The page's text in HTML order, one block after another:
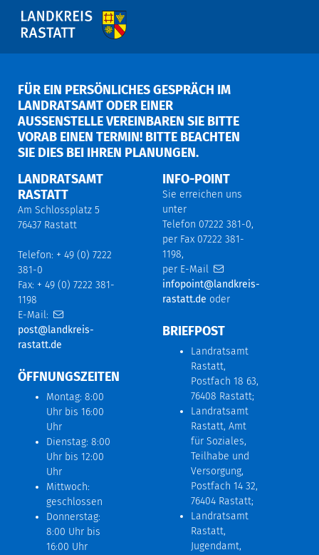
FÜR EIN PERSÖNLICHES GESPRÄCH IM
LANDRATSAMT ODER EINER
AUSSENSTELLE VEREINBAREN SIE BITTE V
ORAB EINEN TERMIN! BITTE BEACHTEN S
IE DIES BEI IHREN PLANUNGEN.
LANDRATSAMT
RASTATT
Am Schlossplatz 5
76437 Rastatt
Telefon: + 49 (0) 7222
381-0
Fax: + 49 (0) 7222 381-
1198
E-Mail:
post@landkreis-
rastatt.de
ÖFFNUNGSZEITEN
Montag: 8:00
Uhr bis 16:00
Uhr
Dienstag: 8:00
Uhr bis 12:00
Uhr
Mittwoch:
geschlossen
Donnerstag:
8:00 Uhr bis
16:00 Uhr
INFO-POINT
Sie erreichen uns
unter
Telefon 07222 381-0,
per Fax 07222 381-
1198,
per E-Mail
infopoint@landkreis-
rastatt.de oder
BRIEFPOST
Landratsamt
Rastatt,
Postfach 18 63,
76408 Rastatt;
Landratsamt
Rastatt, Amt
für Soziales,
Teilhabe und
Versorgung,
Postfach 14 32,
76404 Rastatt;
Landratsamt
Rastatt,
Jugendamt,